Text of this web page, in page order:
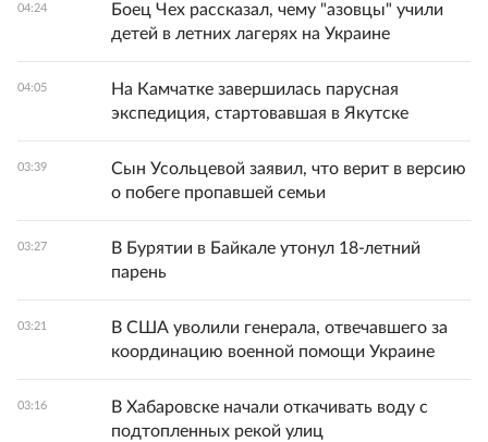
04:24
Боец Чех рассказал, чему "азовцы" учили
детей в летних лагерях на Украине
04:05
На Камчатке завершилась парусная
экспедиция, стартовавшая в Якутске
03:39
Сын Усольцевой заявил, что верит в версию
о побеге пропавшей семьи
03:27
В Бурятии в Байкале утонул 18-летний
парень
03:21
В США уволили генерала, отвечавшего за
координацию военной помощи Украине
03:16
В Хабаровске начали откачивать воду с
подтопленных рекой улиц